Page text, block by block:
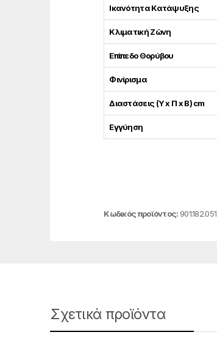
Ικανότητα Κατάψυξης
Κλιματική Ζώνη
Επίπεδο Θορύβου
Φινίρισμα
Διαστάσεις (Υ x Π x Β) cm
Εγγύηση
Κωδικός προϊόντος: 901.182.051
Σχετικά προϊόντα